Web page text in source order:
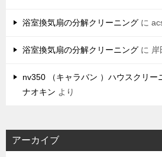
浴室換気扇の分解クリーニング に
浴室換気扇の分解クリーニング に
nv350 （キャラバン ）ハウスクリー
ナオキン より
アーカイブ